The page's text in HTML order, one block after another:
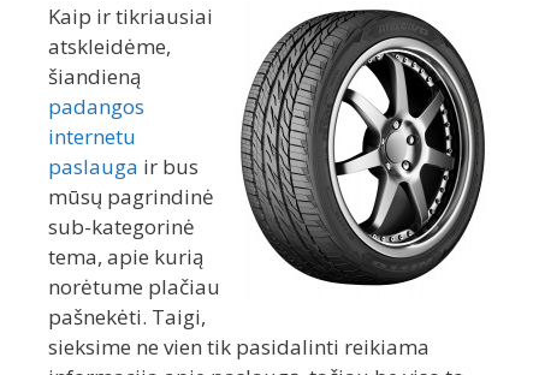
Kaip ir tikriausiai
atskleidėme,
šiandieną
padangos
internetu
paslauga ir bus
mūsų pagrindinė
sub-kategorinė
tema, apie kurią
norėtume plačiau
pašnekėti. Taigi,
sieksime ne vien tik pasidalinti reikiama